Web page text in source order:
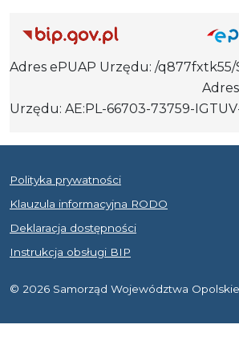
Adres ePUAP Urzędu: /q877fxtk55/
Adres do e-
Urzędu: AE:PL-66703-73759-
Polityka prywatności
Klauzula informacyjna RODO
Deklaracja dostępności
Instrukcja obsługi BIP
© 2026 Samorząd Województwa